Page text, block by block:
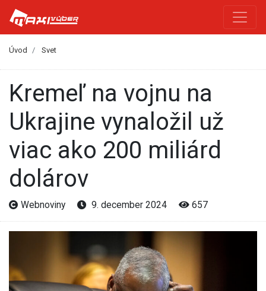
Úvod Svet
Kremeľ na vojnu na
Ukrajine vynaložil už
viac ako 200 miliárd
dolárov
Webnoviny 9. december 2024 657